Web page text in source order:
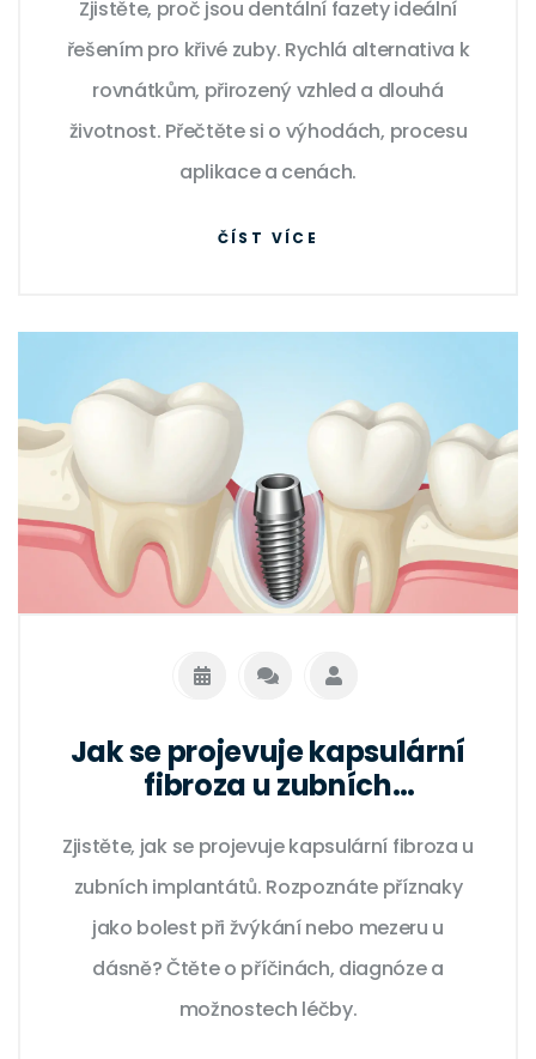
Zjistěte, proč jsou dentální fazety ideální
řešením pro křivé zuby. Rychlá alternativa k
rovnátkům, přirozený vzhled a dlouhá
životnost. Přečtěte si o výhodách, procesu
aplikace a cenách.
ČÍST VÍCE
Jak se projevuje kapsulární
fibroza u zubních
řešení
Zjistěte, jak se projevuje kapsulární fibroza u
zubních implantátů. Rozpoznáte příznaky
jako bolest při žvýkání nebo mezeru u
dásně? Čtěte o příčinách, diagnóze a
možnostech léčby.